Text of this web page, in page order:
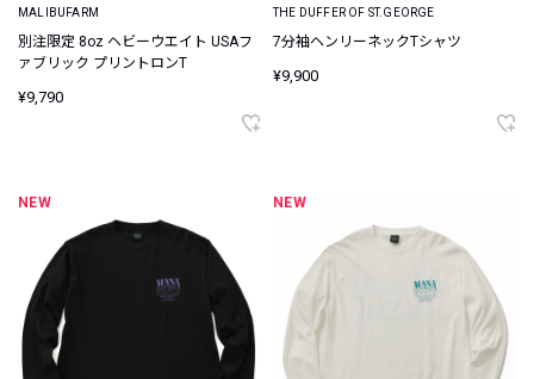
MALIBUFARM
別注限定 8oz ヘビーウエイト USAフ
ァブリック プリントロンT
¥9,790
THE DUFFER OF ST.GEORGE
7分袖ヘンリーネックTシャツ
¥9,900
NEW NEW